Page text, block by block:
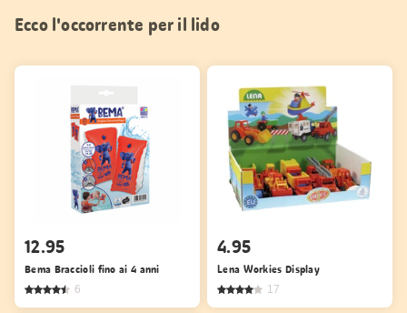
Ecco l'occorrente per il lido
12.95
Bema Braccioli fino ai 4 anni
6
4.95
Lena Workies Display
17